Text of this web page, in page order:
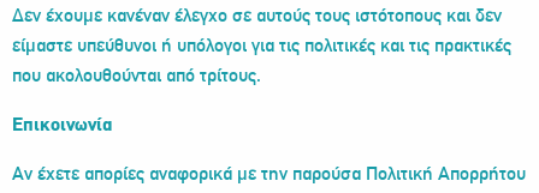
Δεν έχουμε κανέναν έλεγχο σε αυτούς τους ιστότοπους και δεν
είμαστε υπεύθυνοι ή υπόλογοι για τις πολιτικές και τις πρακτικές
που ακολουθούνται από τρίτους.
Επικοινωνία
Αν έχετε απορίες αναφορικά με την παρούσα Πολιτική Απορρήτου